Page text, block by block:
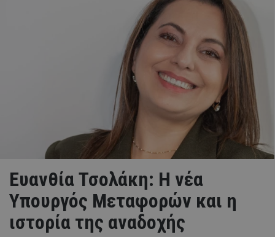
Ευανθία Τσολάκη: Η νέα
Υπουργός Μεταφορών και η
ιστορία της αναδοχής